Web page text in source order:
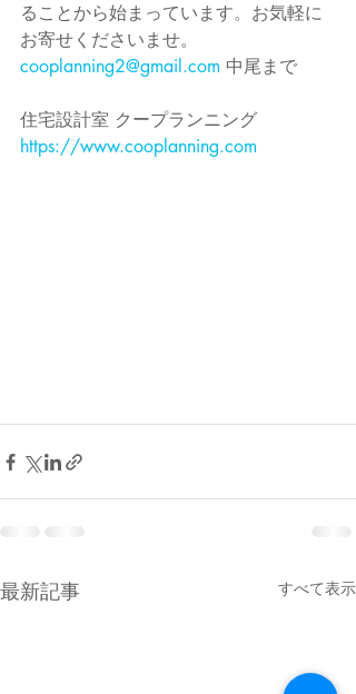
ることから始まっています。お気軽に
お寄せくださいませ。
cooplanning2@gmail.com 中尾まで
住宅設計室 クープランニング
https://www.cooplanning.com
最新記事 すべて表示